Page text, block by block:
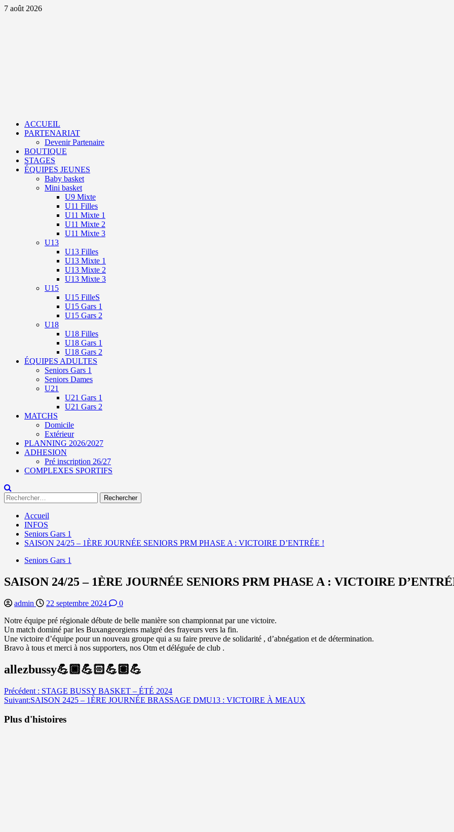
Aller
7 août 2026
ACCUEIL
PARTENARIAT
Devenir Partenaire
BOUTIQUE
STAGES
ÉQUIPES JEUNES
Baby basket
Mini basket
U9 Mixte
U11 Filles
U11 Mixte 1
U11 Mixte 2
U11 Mixte 3
U13
U13 Filles
U13 Mixte 1
U13 Mixte 2
U13 Mixte 3
U15
U15 FilleS
U15 Gars 1
U15 Gars 2
U18
U18 Filles
U18 Gars 1
U18 Gars 2
ÉQUIPES ADULTES
Seniors Gars 1
Seniors Dames
U21
U21 Gars 1
U21 Gars 2
MATCHS
Domicile
Extérieur
PLANNING 2026/2027
ADHESION
Pré inscription 26/27
COMPLEXES SPORTIFS
Rechercher :
Accueil
INFOS
Seniors Gars 1
SAISON 24/25 – 1ÈRE JOURNÉE SENIORS PRM PHASE A : VICTOIRE D’ENTRÉE !
Seniors Gars 1
SAISON 24/25 – 1ÈRE JOURNÉE SENIORS PRM PHASE A : VICTOIRE
admin 22 septembre 2024
0
Notre équipe pré régionale débute de belle manière son championnat par une victoire.
Un match dominé par les Buxangeorgiens malgré des frayeurs vers la fin.
Une victoire d’équipe pour un nouveau groupe qui a su faire preuve de solidarité , d’abnégation et de détermination.
Bravo à tous et merci à nos supporters, nos Otm et déléguée de club .
allezbussy💪🏿💪🏻💪🏽💪
Navigation
d’article
Précédent : STAGE BUSSY BASKET – ÉTÉ 2024
Suivant:SAISON 2425 – 1ÈRE JOURNÉE BRASSAGE DMU13 : VICTOIRE À MEAUX
Plus d'histoires